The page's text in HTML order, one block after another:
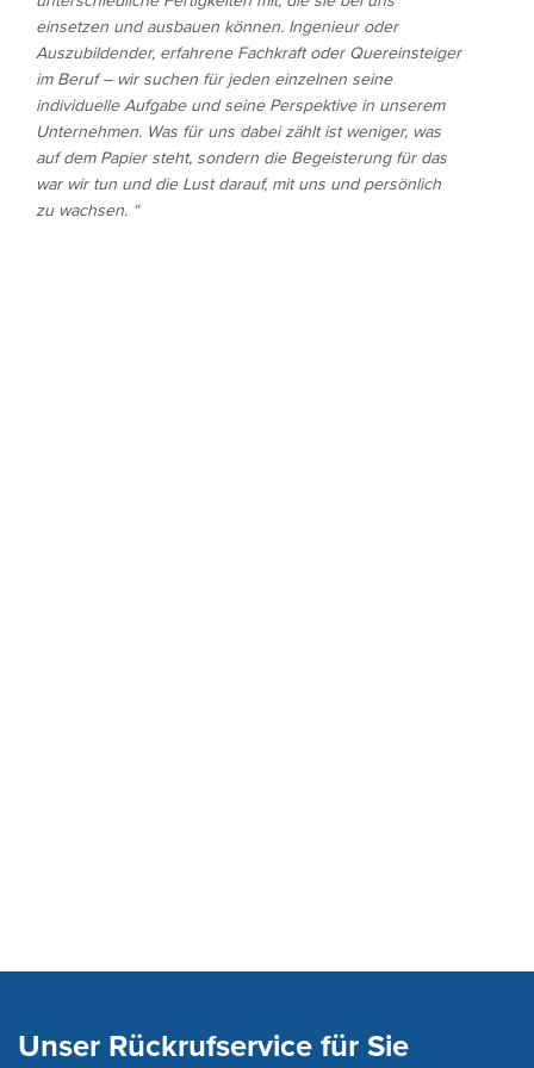
einsetzen und ausbauen können. Ingenieur oder
Auszubildender, erfahrene Fachkraft oder Quereinsteiger
im Beruf – wir suchen für jeden einzelnen seine
individuelle Aufgabe und seine Perspektive in unserem
Unternehmen. Was für uns dabei zählt ist weniger, was
auf dem Papier steht, sondern die Begeisterung für das
war wir tun und die Lust darauf, mit uns und persönlich
zu wachsen. “
Unser Rückrufservice für Sie